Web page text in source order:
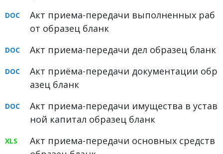
Акт приема-передачи выполненных раб
от образец бланк
Акт приема-передачи дел образец бланк
Акт приёма-передачи документации обр
азец бланк
Акт приема-передачи имущества в устав
ной капитал образец бланк
Акт приема-передачи основных средств
Следите за новостями